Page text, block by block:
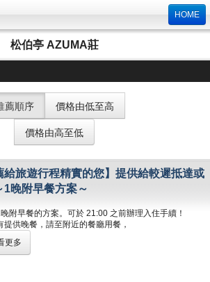
HOME
松伯亭 AZUMA莊
薦順序
價格由低至高
價格由高至低
給旅遊行程精實的您】提供給較遲抵達或
晚附早餐方案～
附早餐的方案。可於 21:00 之前辦理入住手續！
提供晚餐，請至附近的餐廳用餐，
間是7點半至9點止。
更多